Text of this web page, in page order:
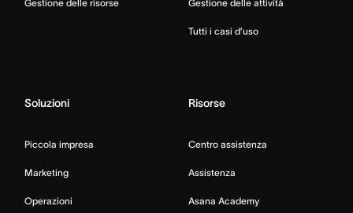
Gestione delle risorse Gestione delle attività
Tutti i casi d’uso
Soluzioni
Piccola impresa
Marketing
Operazioni
Risorse
Centro assistenza
Assistenza
Asana Academy